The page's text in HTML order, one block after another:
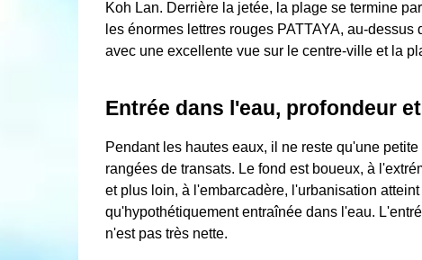
Koh Lan. Derrière la jetée, la plage se termine
les énormes lettres rouges PATTAYA, au-
avec une excellente vue sur le centre-ville et la
Entrée dans l'eau, profondeur
Pendant les hautes eaux, il ne reste qu'une
rangées de transats. Le fond est boueux, à
et plus loin, à l'embarcadère, l'urbanisation
qu'hypothétiquement entraînée dans l'eau.
n'est pas très nette.